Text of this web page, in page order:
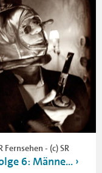
- (c) SR
6: Männe...